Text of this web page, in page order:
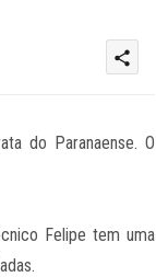
share
do Paranaense. O
Felipe tem uma